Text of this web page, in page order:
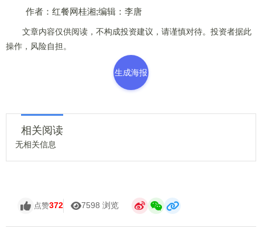
作者：红餐网桂湘;编辑：李唐
文章内容仅供阅读，不构成投资建议，请谨慎对待。投资者据此
操作，风险自担。
生成海报
相关阅读
无相关信息
点赞372 7598 浏览